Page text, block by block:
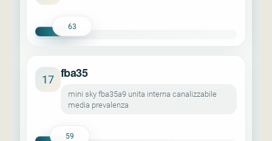
63
17 fba35
mini sky fba35a9 unita interna canalizzabile
media prevalenza
59